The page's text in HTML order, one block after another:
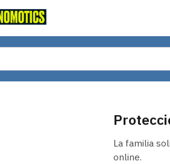
La familia
online.